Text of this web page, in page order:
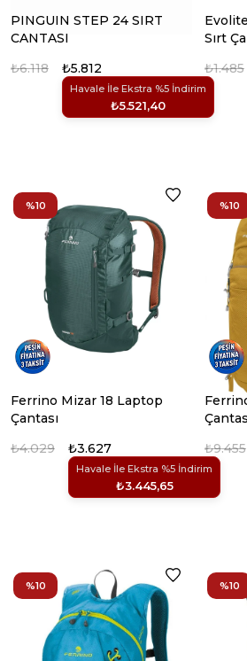
PINGUIN STEP 24 SIRT
CANTASI
₺5.812
Havale İle Ekstra %5 İndirim
₺5.521,40
₺6.118
Sırt
₺1.485
Ferrino Mizar 18 Laptop
Çantası
₺3.627
Havale İle Ekstra %5 İndirim
₺3.445,65
₺4.029
%10
₺9.455
%10
%10 %10